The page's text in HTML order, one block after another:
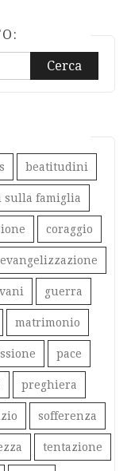
beatitudini
sulla famiglia
coraggio
evangelizzazione
guerra
matrimonio
pace
preghiera
sofferenza
tentazione